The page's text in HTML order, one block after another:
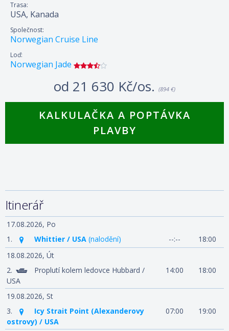
Trasa:
USA, Kanada
Společnost:
Norwegian Cruise Line
Loď:
Norwegian Jade
od 21 630 Kč/os. (894 €)
KALKULAČKA A POPTÁVKA
PLAVBY
Itinerář
17.08.2026, Po
1.
Whittier / USA (nalodění) --:--
18:00
18.08.2026, Út
2.
Proplutí kolem ledovce Hubbard /
USA
14:00 18:00
19.08.2026, St
3.
Icy Strait Point (Alexanderovy
ostrovy) / USA
07:00 19:00